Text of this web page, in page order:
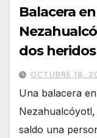
Balacera
dos heridos
OCTUBRE 18,
Una balacera
saldo una